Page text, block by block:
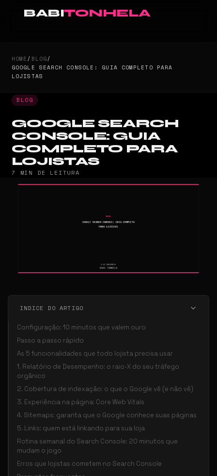
BABITONHELA
HOME/BLOG/
GOOGLE SEARCH CONSOLE: GUIA COMPLETO PARA
LOJISTAS
BLOG
GOOGLE SEARCH
CONSOLE: GUIA
COMPLETO PARA
LOJISTAS
7 MIN DE LEITURA
INDICE DO ARTIGO
Configuração: 10 minutos que valem ouro
Passo a passo rápido
As 5 funcionalidades que todo lojista precisa usar
1. Relatório de Desempenho: o raio-X do seu tráfego
orgânico
2. Cobertura de indexação: o que o Google vê (e não vê)
3. Experiência na página: Core Web Vitals
4. Sitemaps: garanta que o Google conhece suas páginas
5. Links: quem está linkando para sua loja
Rotina semanal do Search Console: 20 minutos que
mudam o jogo
Erros que lojistas cometem no Search Console